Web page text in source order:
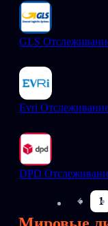
GLS
Evri
DPD
1